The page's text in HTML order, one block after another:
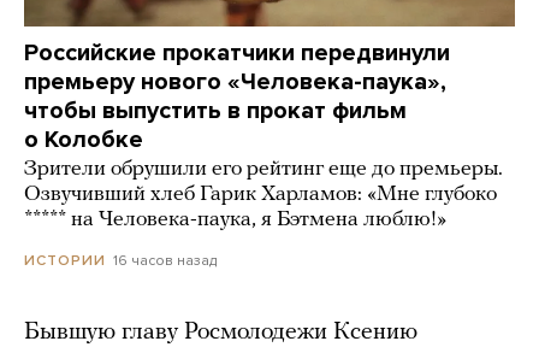
Российские прокатчики передвинули
премьеру нового «Человека-паука»,
чтобы выпустить в прокат фильм
о Колобке
Зрители обрушили его рейтинг еще до премьеры.
Озвучивший хлеб Гарик Харламов: «Мне глубоко
***** на Человека-паука, я Бэтмена люблю!»
ИСТОРИИ 16 часов назад
Бывшую главу Росмолодежи Ксению